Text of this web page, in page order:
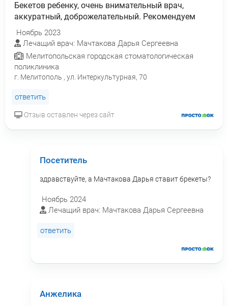
Бекетов ребенку, очень внимательный врач,
аккуратный, доброжелательный. Рекомендуем
Ноябрь 2023
Лечащий врач: Мачтакова Дарья Сергеевна
Мелитопольская городская стоматологическая
поликлиника
г. Мелитополь , ул. Интеркультурная, 70
ответить
Отзыв оставлен через сайт
Посетитель
здравствуйте, а Мачтакова Дарья ставит брекеты?
Ноябрь 2024
Лечащий врач: Мачтакова Дарья Сергеевна
ответить
Анжелика